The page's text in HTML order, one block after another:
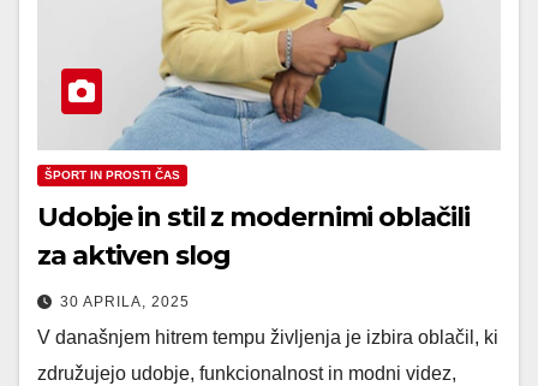
ŠPORT IN PROSTI ČAS
Udobje in stil z modernimi oblačili
za aktiven slog
30 APRILA, 2025
V današnjem hitrem tempu življenja je izbira oblačil, ki
združujejo udobje, funkcionalnost in modni videz,